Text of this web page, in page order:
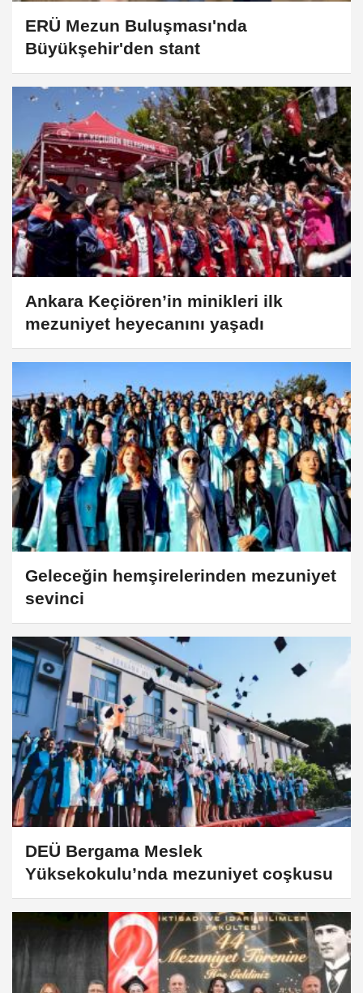
ERÜ Mezun Buluşması'nda
Büyükşehir'den stant
Ankara Keçiören’in minikleri ilk
mezuniyet heyecanını yaşadı
Geleceğin hemşirelerinden mezuniyet
sevinci
DEÜ Bergama Meslek
Yüksekokulu’nda mezuniyet coşkusu